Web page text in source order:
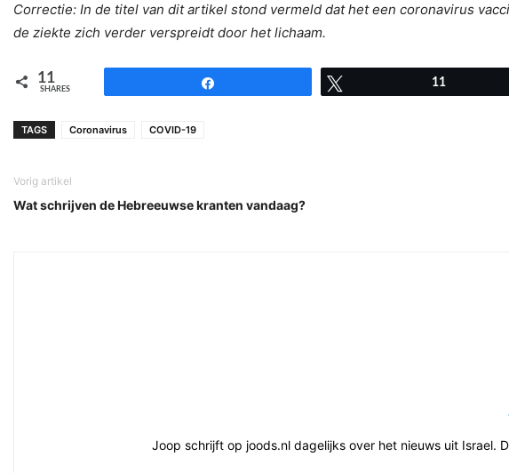
Correctie: In de titel van dit artikel stond vermeld dat het een coronavirus
de ziekte zich verder verspreidt door het lichaam.
11
SHARES
11
TAGS Coronavirus COVID-19
Vorig artikel
Wat schrijven de Hebreeuwse kranten vandaag?
Joop schrijft op joods.nl dagelijks over het nieuws uit Israel.